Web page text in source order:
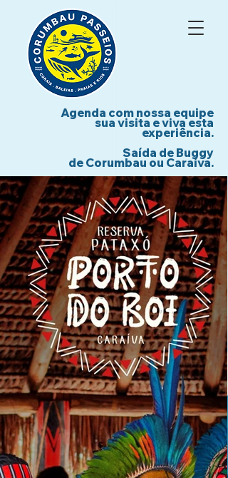
Agenda com nossa equipe
sua visita e viva esta
experiência.
Saída de Buggy
de Corumbau ou Caraíva.